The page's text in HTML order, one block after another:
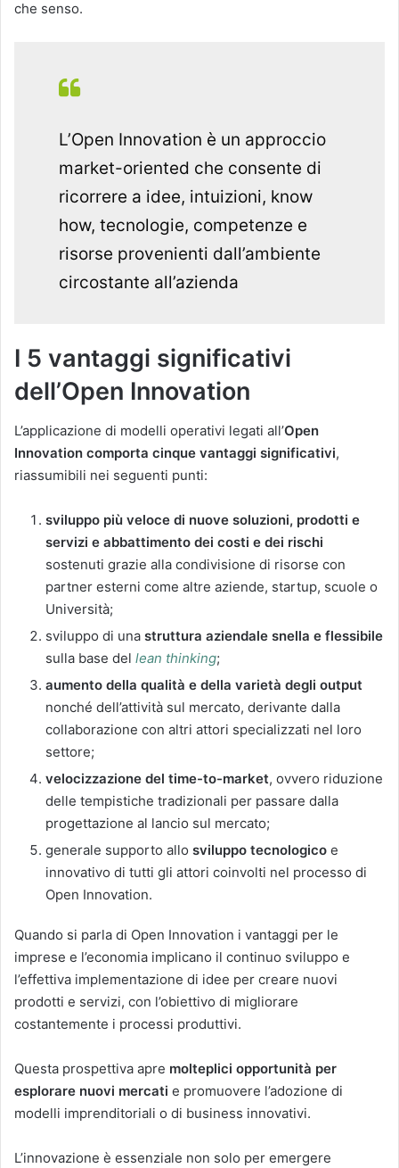
che senso.
L’Open Innovation è un approccio
market-oriented che consente di
ricorrere a idee, intuizioni, know
how, tecnologie, competenze e
risorse provenienti dall’ambiente
circostante all’azienda
I 5 vantaggi significativi
dell’Open Innovation
L’applicazione di modelli operativi legati all’Open
Innovation comporta cinque vantaggi significativi,
riassumibili nei seguenti punti:
sviluppo più veloce di nuove soluzioni, prodotti e
servizi e abbattimento dei costi e dei rischi
sostenuti grazie alla condivisione di risorse con
partner esterni come altre aziende, startup, scuole o
Università;
sviluppo di una struttura aziendale snella e flessibile
sulla base del lean thinking;
aumento della qualità e della varietà degli output
nonché dell’attività sul mercato, derivante dalla
collaborazione con altri attori specializzati nel loro
settore;
velocizzazione del time-to-market, ovvero riduzione
delle tempistiche tradizionali per passare dalla
progettazione al lancio sul mercato;
generale supporto allo sviluppo tecnologico e
innovativo di tutti gli attori coinvolti nel processo di
Open Innovation.
Quando si parla di Open Innovation i vantaggi per le
imprese e l’economia implicano il continuo sviluppo e
l’effettiva implementazione di idee per creare nuovi
prodotti e servizi, con l’obiettivo di migliorare
costantemente i processi produttivi.
Questa prospettiva apre molteplici opportunità per
esplorare nuovi mercati e promuovere l’adozione di
modelli imprenditoriali o di business innovativi.
L’innovazione è essenziale non solo per emergere